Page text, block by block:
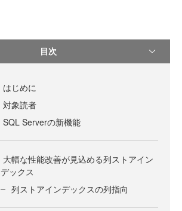
目次
はじめに
対象読者
SQL Serverの新機能
大幅な性能改善が見込める列ストアイン
デックス
列ストアインデックスの列指向